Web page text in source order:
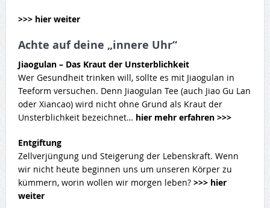
>>> hier weiter
Achte auf deine „innere Uhr“
Jiaogulan – Das Kraut der Unsterblichkeit
Wer Gesundheit trinken will, sollte es mit Jiaogulan in
Teeform versuchen. Denn Jiaogulan Tee (auch Jiao Gu Lan
oder Xiancao) wird nicht ohne Grund als Kraut der
Unsterblichkeit bezeichnet… hier mehr erfahren >>>
Entgiftung
Zellverjüngung und Steigerung der Lebenskraft. Wenn
wir nicht heute beginnen uns um unseren Körper zu
kümmern, worin wollen wir morgen leben? >>> hier
weiter